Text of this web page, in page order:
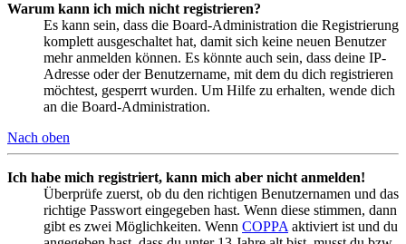
Warum kann ich mich nicht registrieren?
Es kann sein, dass die Board-Administration die Registrierung
komplett ausgeschaltet hat, damit sich keine neuen Benutzer
mehr anmelden können. Es könnte auch sein, dass deine IP-
Adresse oder der Benutzername, mit dem du dich registrieren
möchtest, gesperrt wurden. Um Hilfe zu erhalten, wende dich
an die Board-Administration.
Nach oben
Ich habe mich registriert, kann mich aber nicht anmelden!
Überprüfe zuerst, ob du den richtigen Benutzernamen und das
richtige Passwort eingegeben hast. Wenn diese stimmen, dann
gibt es zwei Möglichkeiten. Wenn COPPA aktiviert ist und du